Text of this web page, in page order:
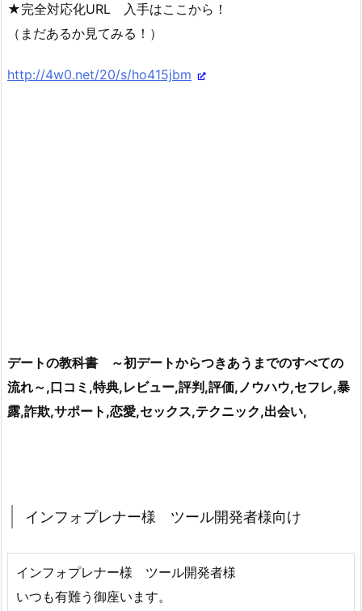
★完全対応化URL 入手はここから！
（まだあるか見てみる！）
http://4w0.net/20/s/ho415jbm
デートの教科書 ～初デートからつきあうまでのすべての
流れ～,口コミ,特典,レビュー,評判,評価,ノウハウ,セフレ,暴
露,詐欺,サポート,恋愛,セックス,テクニック,出会い,
インフォプレナー様 ツール開発者様向け
インフォプレナー様 ツール開発者様
いつも有難う御座います。